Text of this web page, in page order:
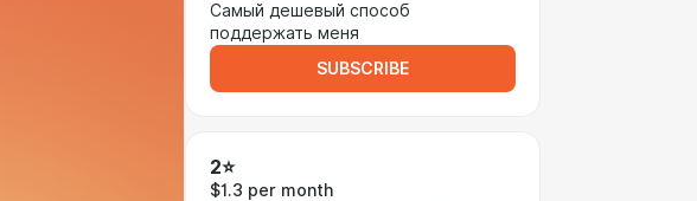
Самый дешевый способ
поддержать меня
SUBSCRIBE
2⭐
$1.3 per month